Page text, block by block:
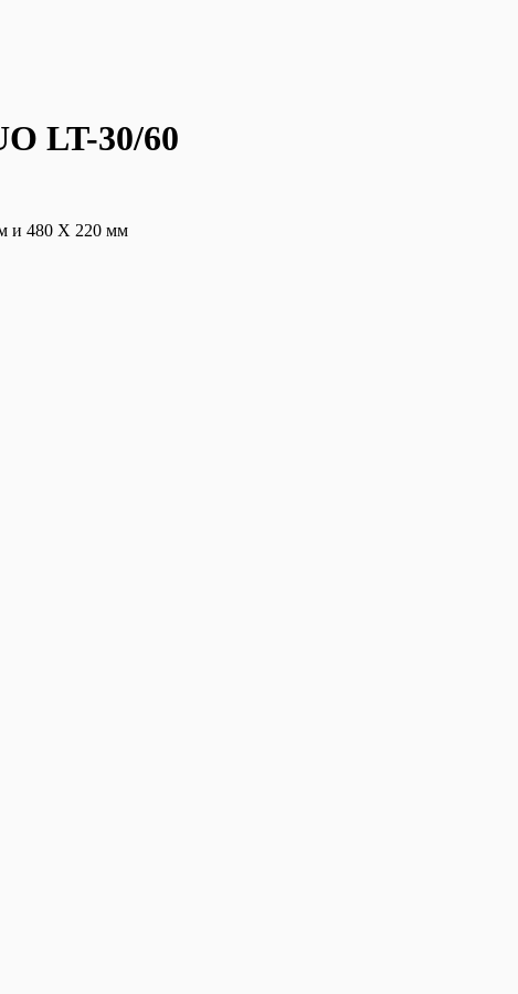
LT-30/60
и 480 X 220 мм